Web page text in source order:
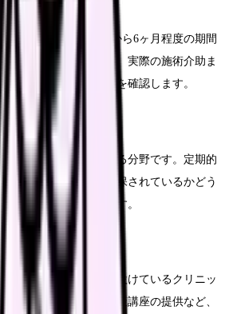
ラムは、通常3ヶ月から6ヶ月程度の期間
美容医療の知識から、実際の施術介助ま
整っているかどうかを確認します。
治療法が次々と登場する分野です。定期的
ーへの参加機会が確保されているかどう
成の観点から重要です。
資格の取得支援制度を設けているクリニッ
用の補助や、試験対策講座の提供など、